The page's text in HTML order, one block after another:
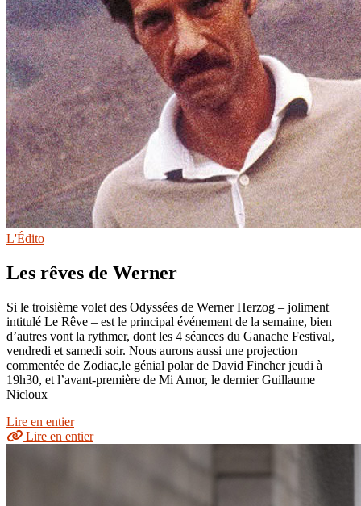
L'Édito
Les rêves de Werner
Si le troisième volet des Odyssées de Werner Herzog – joliment
intitulé Le Rêve – est le principal événement de la semaine, bien
d’autres vont la rythmer, dont les 4 séances du Ganache Festival,
vendredi et samedi soir. Nous aurons aussi une projection
commentée de Zodiac,le génial polar de David Fincher jeudi à
19h30, et l’avant-première de Mi Amor, le dernier Guillaume
Nicloux
Lire en entier
Lire en entier